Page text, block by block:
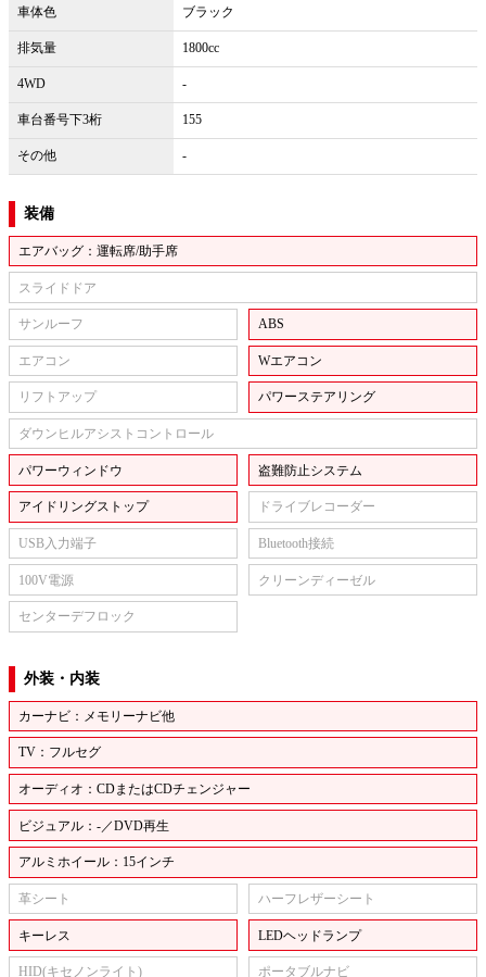
車体色 ブラック
排気量 1800cc
4WD -
車台番号下3桁 155
その他 -
装備
エアバッグ：運転席/助手席
スライドドア
サンルーフ ABS
エアコン Wエアコン
リフトアップ パワーステアリング
ダウンヒルアシストコントロール
パワーウィンドウ 盗難防止システム
アイドリングストップ ドライブレコーダー
USB入力端子 Bluetooth接続
100V電源 クリーンディーゼル
センターデフロック
外装・内装
カーナビ：メモリーナビ他
TV：フルセグ
オーディオ：CDまたはCDチェンジャー
ビジュアル：-／DVD再生
アルミホイール：15インチ
革シート ハーフレザーシート
キーレス LEDヘッドランプ
HID(キセノンライト) ポータブルナビ